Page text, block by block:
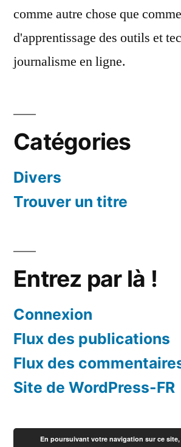
comme autre chose que
d'apprentissage des outils et
journalisme en ligne.
Catégories
Divers
Trouver un titre
Entrez par là !
Connexion
Flux des publications
Flux des
Site de WordPress-FR
En poursuivant votre navigation sur ce